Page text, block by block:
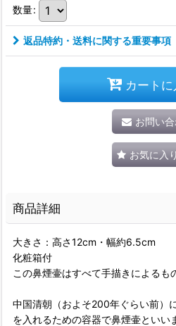
数量:
返品特約・送料に関する重要事項
カート
お問い
お気に入
商品詳細
大きさ：高さ12cm・幅約6.5cm
化粧箱付
この鼻煙壷はすべて手描きによるも
中国清朝（およそ200年ぐらい前）
を入れるための容器で鼻煙壷といい